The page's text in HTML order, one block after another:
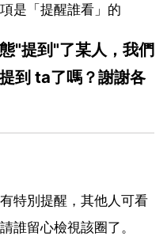
是「提醒誰看」的
"提到"了某人，我們
到 ta了嗎？謝謝各
特別提醒，其他人可看
誰留心檢視該圈了。